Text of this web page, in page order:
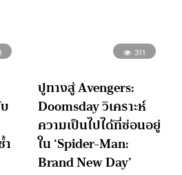
311
ปูทางสู่ Avengers:
Doomsday วิเคราะห์
ความเป็นไปได้ที่ซ่อนอยู่
ใน ‘Spider-Man:
Brand New Day’